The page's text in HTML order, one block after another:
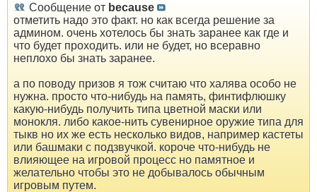
Сообщение от because
отметить надо это факт. но как всегда решение за
админом. очень хотелось бы знать заранее как где и
что будет проходить. или не будет, но всеравно
неплохо бы знать заранее.
а по поводу призов я тож считаю что халява особо не
нужна. просто что-нибудь на память, финтифлюшку
какую-нибудь получить типа цветной маски или
монокля. либо какое-нить сувенирное оружие типа для
тыкв но их же есть несколько видов, например кастеты
или башмаки с подзвучкой. короче что-нибудь не
влияющее на игровой процесс но памятное и
желательно чтобы это не добывалось обычным
игровым путем.